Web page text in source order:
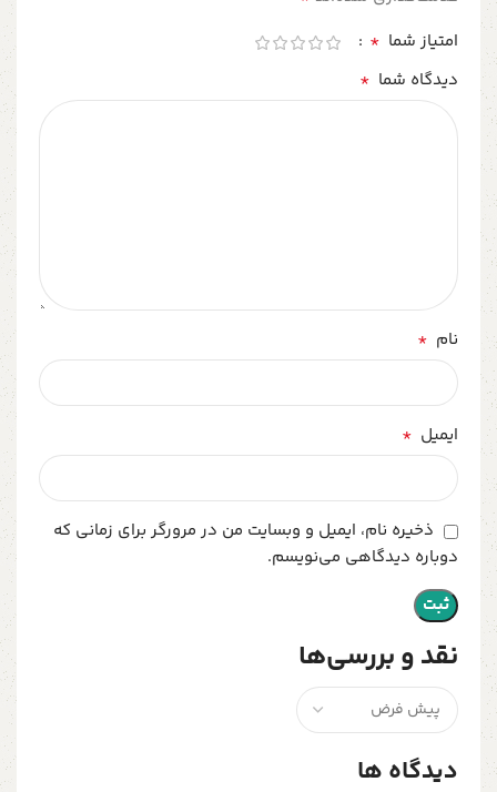
نقد و بررسی‌ها
دیدگاه ها
امتیاز شما *
دیدگاه شما *
نام *
ایمیل *
ذخیره نام، ایمیل و وبسایت من در مرورگر برای زمانی که
دوباره دیدگاهی می‌نویسم.